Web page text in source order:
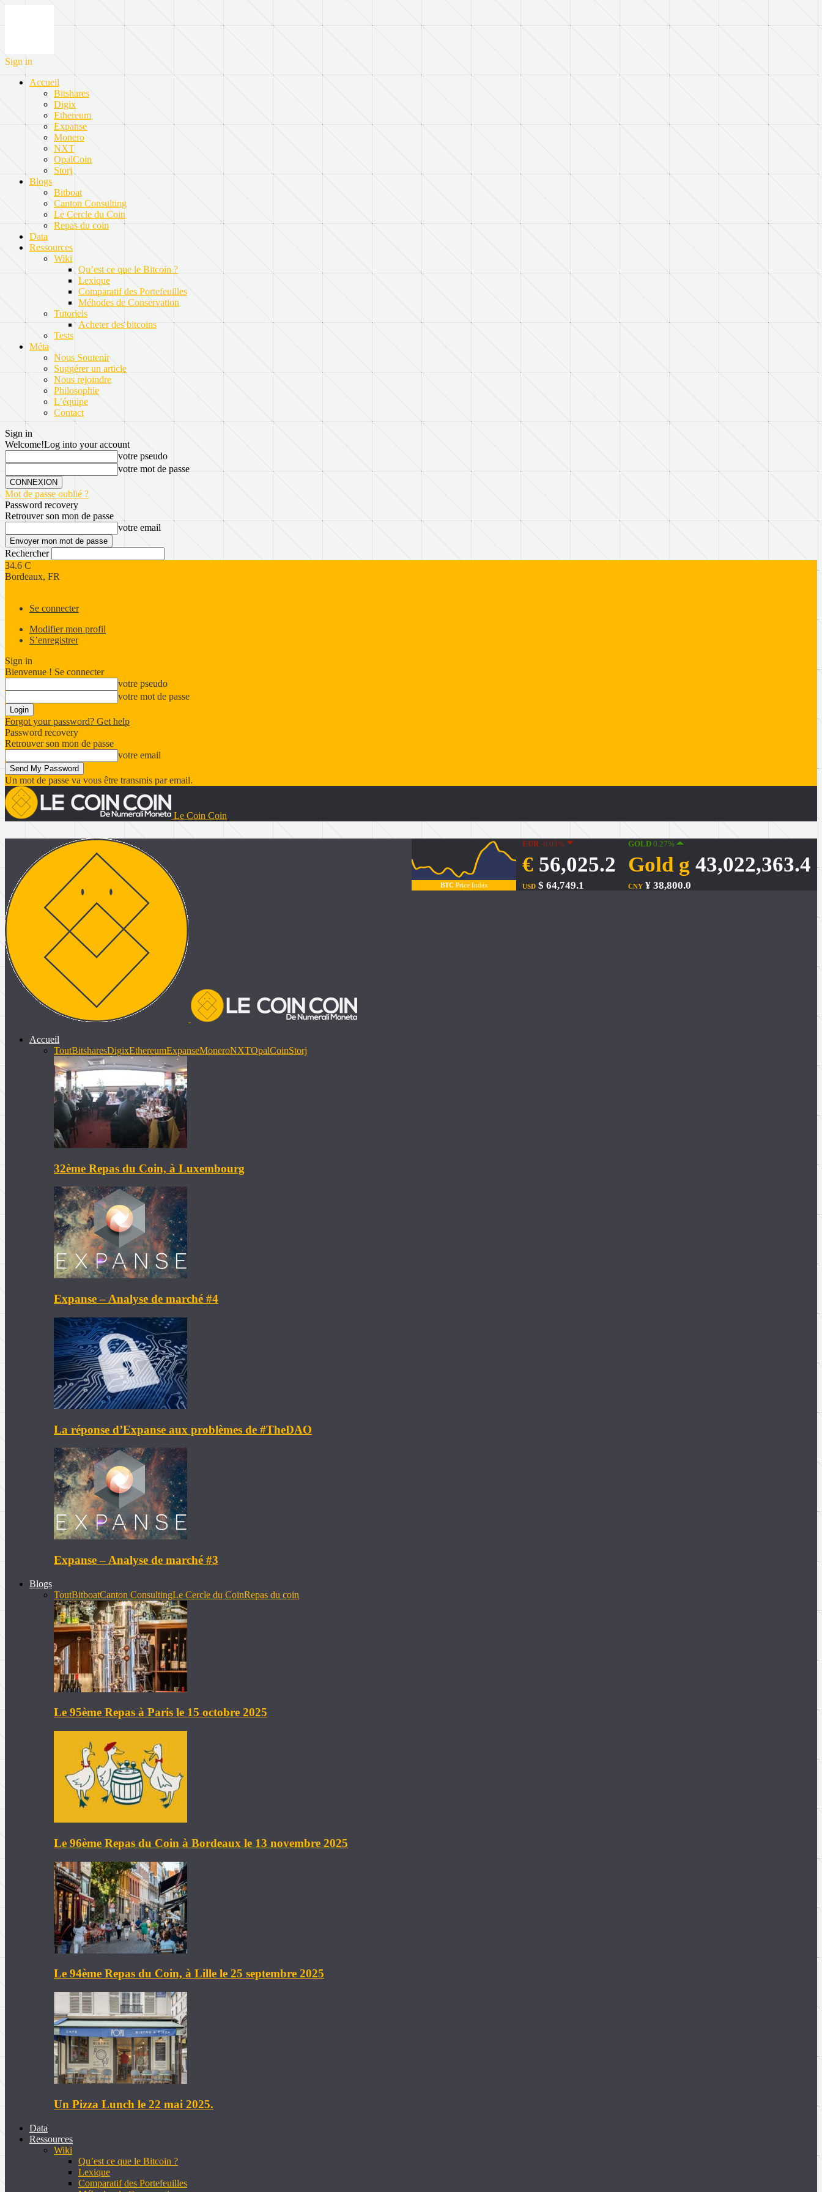
Sign in
Accueil
Bitshares
Digix
Ethereum
Expanse
Monero
NXT
OpalCoin
Storj
Blogs
Bitboat
Canton Consulting
Le Cercle du Coin
Repas du coin
Data
Ressources
Wiki
Qu’est ce que le Bitcoin ?
Lexique
Comparatif des Portefeuilles
Méhodes de Conservation
Tutoriels
Acheter des bitcoins
Tests
Méta
Nous Soutenir
Suggérer un article
Nous rejoindre
Philosophie
L’équipe
Contact
Sign in
Welcome!Log into your account
votre pseudo
votre mot de passe
Mot de passe oublié ?
Password recovery
Retrouver son mon de passe
votre email
Rechercher
34.6 C
Bordeaux, FR
Se connecter
Modifier mon profil
S’enregistrer
Sign in
Bienvenue ! Se connecter
votre pseudo
votre mot de passe
Forgot your password? Get help
Password recovery
Retrouver son mon de passe
votre email
Un mot de passe va vous être transmis par email.
Le Coin Coin
BTCPrice Index
EUR-0.03%
€ 56,025.2
USD $ 64,749.1
GOLD 0.27%
Gold g 43,022,363.4
CNY ¥ 38,800.0
Accueil
ToutBitsharesDigixEthereumExpanseMoneroNXTOpalCoinStorj
32ème Repas du Coin, à Luxembourg
Expanse – Analyse de marché #4
La réponse d’Expanse aux problèmes de #TheDAO
Expanse – Analyse de marché #3
Blogs
ToutBitboatCanton ConsultingLe Cercle du CoinRepas du coin
Le 95ème Repas à Paris le 15 octobre 2025
Le 96ème Repas du Coin à Bordeaux le 13 novembre 2025
Le 94ème Repas du Coin, à Lille le 25 septembre 2025
Un Pizza Lunch le 22 mai 2025.
Data
Ressources
Wiki
Qu’est ce que le Bitcoin ?
Lexique
Comparatif des Portefeuilles